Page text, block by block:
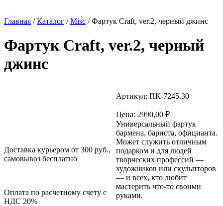
Главная /Каталог /Misc / Фартук Craft, ver.2, черный джинс
Фартук Craft, ver.2, черный
джинс
Артикул: ПК-7245.30
Цена: 2990,00 ₽
Универсальный фартук
бармена, бариста, официанта.
Может служить отличным
подарком и для людей
творческих профессий —
художников или скульпторов
— и всех, кто любит
мастерить что-то своими
руками.
Доставка курьером от 300 руб.,
самовывоз бесплатно
Оплата по расчетному счету с
НДС 20%